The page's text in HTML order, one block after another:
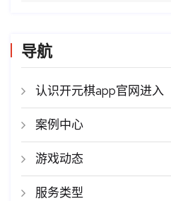
导航
认识开元棋app官网进入
案例中心
游戏动态
服务类型